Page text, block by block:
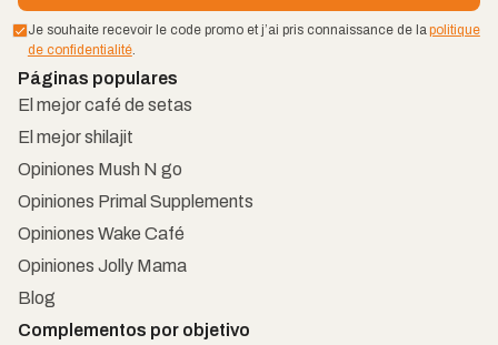
Je souhaite recevoir le code promo et j’ai pris connaissance de lapolitique
de confidentialité.
Páginas populares
El mejor café de setas
El mejor shilajit
Opiniones Mush N go
Opiniones Primal Supplements
Opiniones Wake Café
Opiniones Jolly Mama
Blog
Complementos por objetivo